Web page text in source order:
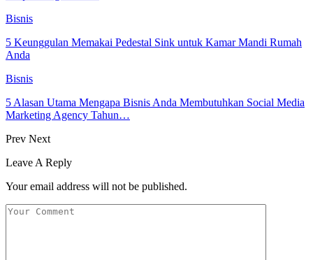
Bisnis
5 Keunggulan Memakai Pedestal Sink untuk Kamar Mandi Rumah
Anda
Bisnis
5 Alasan Utama Mengapa Bisnis Anda Membutuhkan Social Media
Marketing Agency Tahun…
Prev Next
Leave A Reply
Your email address will not be published.